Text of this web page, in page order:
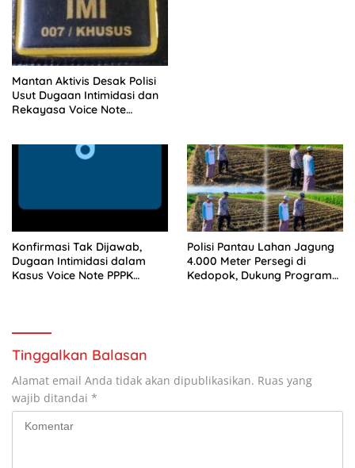
Mantan Aktivis Desak Polisi
Usut Dugaan Intimidasi dan
Rekayasa Voice Note
Konfirmasi Tak Dijawab,
Dugaan Intimidasi dalam
Kasus Voice Note PPPK
Polisi Pantau Lahan Jagung
4.000 Meter Persegi di
Kedopok, Dukung Program
Tinggalkan Balasan
Alamat email Anda tidak akan dipublikasikan. Ruas yang
wajib ditandai *